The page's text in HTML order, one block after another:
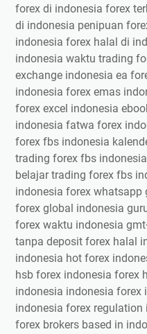
forex di indonesia forex
di indonesia penipuan
indonesia forex halal di
indonesia waktu trading
exchange indonesia ea
indonesia forex emas
forex excel indonesia
indonesia fatwa forex
forex fbs indonesia
trading forex fbs
belajar trading forex fbs
indonesia forex whatsapp
forex global indonesia
forex waktu indonesia
tanpa deposit forex halal
indonesia hot forex
hsb forex indonesia forex
indonesia indonesia forex
indonesia forex
forex brokers based in